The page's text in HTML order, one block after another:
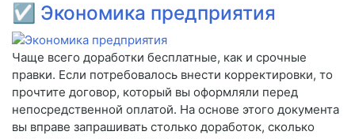
☑ Экономика предприятия
Чаще всего доработки бесплатные, как и срочные
правки. Если потребовалось внести корректировки, то
прочтите договор, который вы оформляли перед
непосредственной оплатой. На основе этого документа
вы вправе запрашивать столько доработок, сколько